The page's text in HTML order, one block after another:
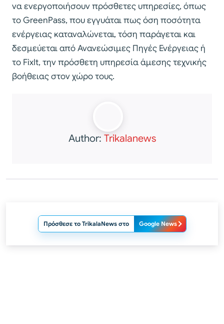
να ενεργοποιήσουν πρόσθετες υπηρεσίες, όπως
το GreenPass, που εγγυάται πως όση ποσότητα
ενέργειας καταναλώνεται, τόση παράγεται και
δεσμεύεται από Ανανεώσιμες Πηγές Ενέργειας ή
το FixIt, την πρόσθετη υπηρεσία άμεσης τεχνικής
βοήθειας στον χώρο τους.
Author: Trikalanews
Πρόσθεσε το TrikalaNews στο Google News